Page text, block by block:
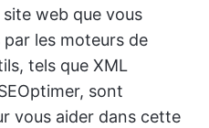
web que vous
les moteurs de
tels que XML
sont
vous aider dans cette